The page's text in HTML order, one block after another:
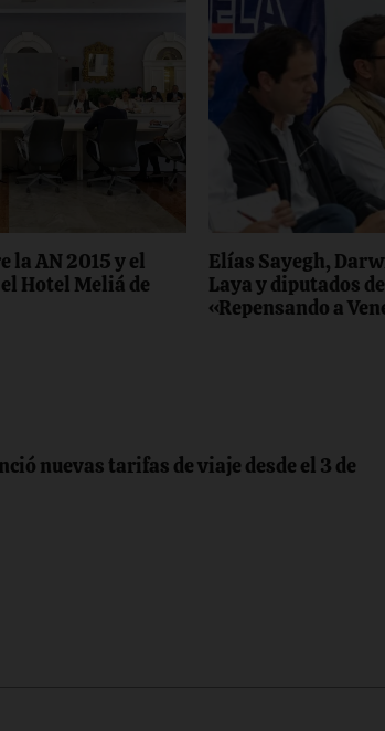
la AN 2015 y el
Hotel Meliá de
Elías Sayegh,
Laya y diputados
«Repensando a
nuevas tarifas de viaje desde el 3 de